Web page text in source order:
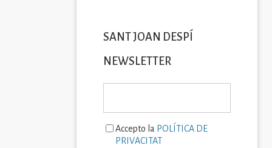
SANT JOAN DESPÍ
NEWSLETTER
Accepto la POLÍTICA DE
PRIVACITAT